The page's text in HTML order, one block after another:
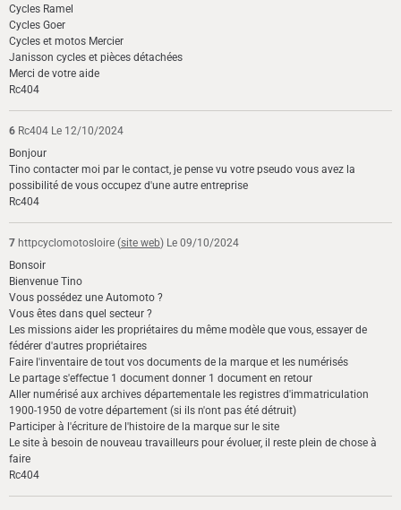
Cycles Ramel
Cycles Goer
Cycles et motos Mercier
Janisson cycles et pièces détachées
Merci de votre aide
Rc404
6 Rc404 Le 12/10/2024
Bonjour
Tino contacter moi par le contact, je pense vu votre pseudo vous avez la
possibilité de vous occupez d'une autre entreprise
Rc404
7 httpcyclomotosloire (site web) Le 09/10/2024
Bonsoir
Bienvenue Tino
Vous possédez une Automoto ?
Vous êtes dans quel secteur ?
Les missions aider les propriétaires du même modèle que vous, essayer de
fédérer d'autres propriétaires
Faire l'inventaire de tout vos documents de la marque et les numérisés
Le partage s'effectue 1 document donner 1 document en retour
Aller numérisé aux archives départementale les registres d'immatriculation
1900-1950 de votre département (si ils n'ont pas été détruit)
Participer à l'écriture de l'histoire de la marque sur le site
Le site à besoin de nouveau travailleurs pour évoluer, il reste plein de chose à
faire
Rc404